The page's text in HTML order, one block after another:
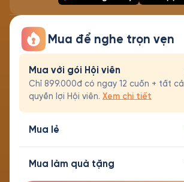
Mua để nghe trọn vẹn
Mua với gói Hội viên
Chỉ 899.000đ có ngay 12 cuốn + tất cả
quyền lợi Hội viên. Xem chi tiết
Mua lẻ
Mua làm quà tặng